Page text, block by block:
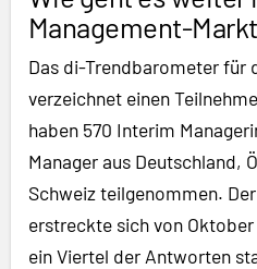
Management-
Das di-Trendbarometer für
verzeichnet einen
haben 570 Interim
Manager aus Deutschland,
Schweiz teilgenommen.
erstreckte sich von
ein Viertel der Antworten